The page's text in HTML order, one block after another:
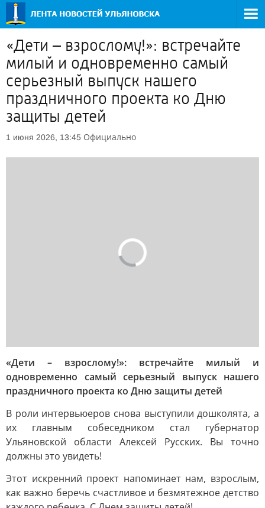
«Дети – взрослому!»: встречайте
милый и одновременно самый
серьезный выпуск нашего
праздничного проекта ко Дню
защиты детей
1 июня 2026, 13:45 Официально
«Дети – взрослому!»: встречайте милый и
одновременно самый серьезный выпуск нашего
праздничного проекта ко Дню защиты детей
В роли интервьюеров снова выступили дошколята, а
их главным собеседником стал губернатор
Ульяновской области Алексей Русских. Вы точно
должны это увидеть!
Этот искренний проект напоминает нам, взрослым,
как важно беречь счастливое и безмятежное детство